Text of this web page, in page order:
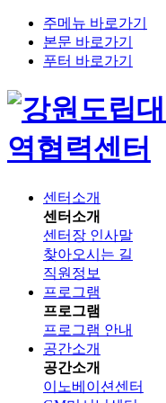
주메뉴 바로가기
본문 바로가기
푸터 바로가기
역협력센터
센터소개
센터소개
센터장 인사말
찾아오시는 길
직원정보
프로그램
프로그램
프로그램 안내
공간소개
공간소개
이노베이션센터